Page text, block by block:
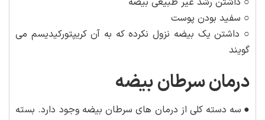
○ سفید بودن پوست
○ داشتن یک بیضه نزول نکرده که به آن کریپتورکیدیسم می
گویند
درمان سرطان بیضه
● سه دسته کلی از درمان های سرطان بیضه وجود دارد. بسته